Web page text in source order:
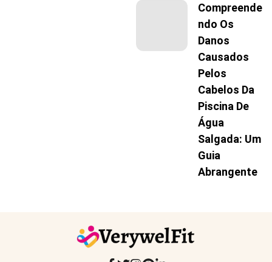
Compreende
Ndo Os
Danos
Causados
Pelos
Cabelos Da
Piscina De
Água
Salgada: Um
Guia
Abrangente